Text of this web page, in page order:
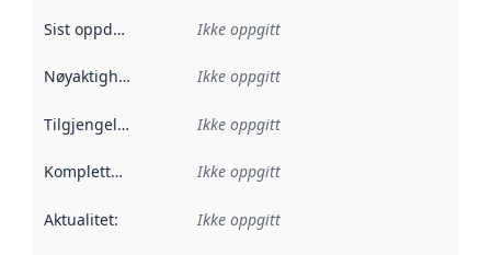
Sist oppdatert Ikke oppgitt
Nøyaktighet Ikke oppgitt
Tilgjengelighet Ikke oppgitt
Kompletthet Ikke oppgitt
Aktualitet: Ikke oppgitt